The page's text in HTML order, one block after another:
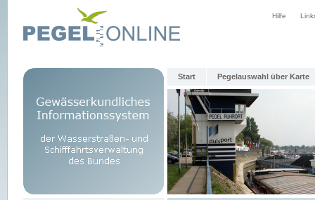
Hilfe
Start Pegelauswahl über Karte